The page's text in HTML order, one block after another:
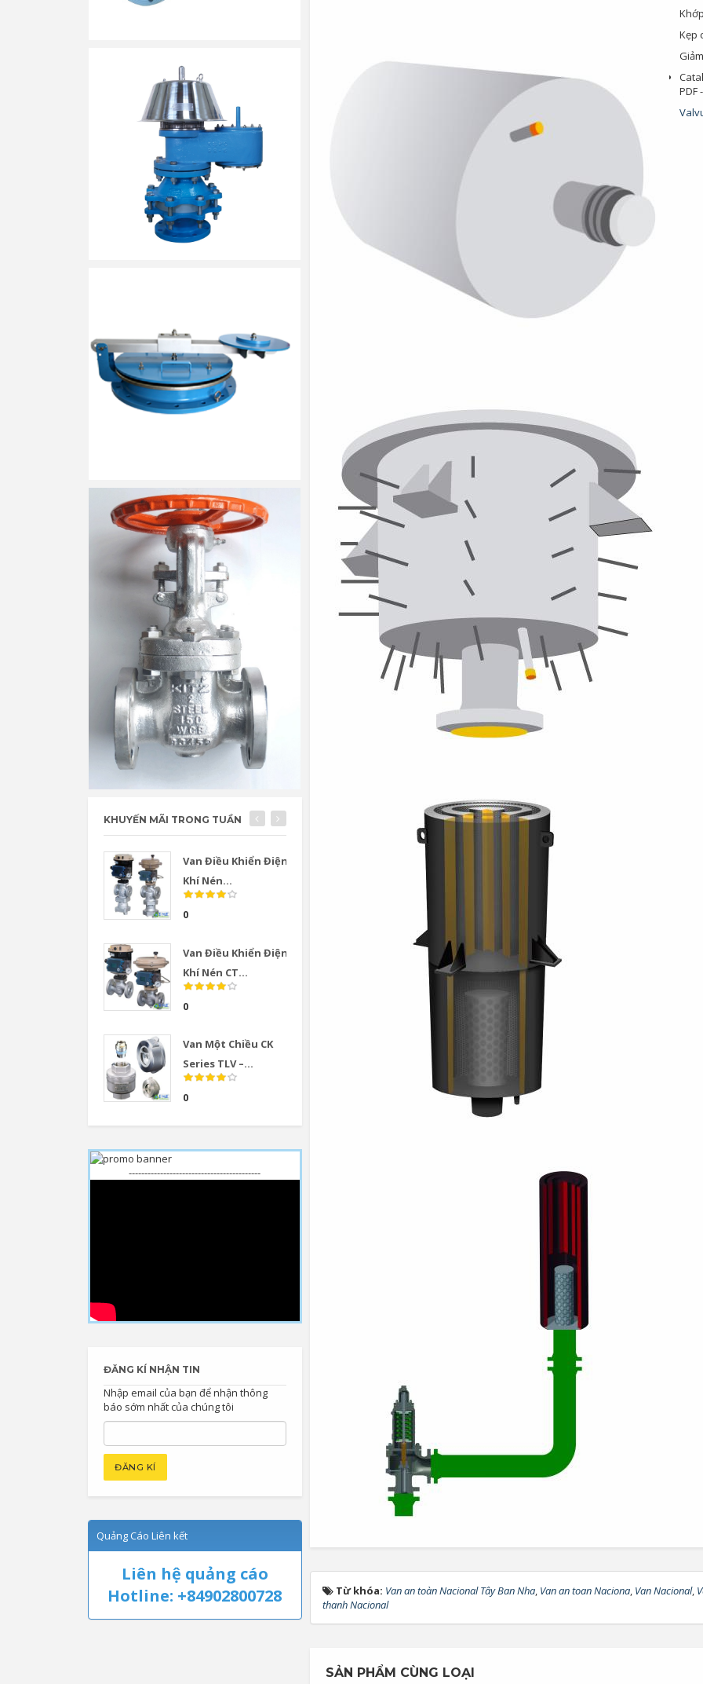
Kẹp
PDF
Từ khóa: Van an toàn Nacional Tây Ban Nha, Van an toan Naciona, Van Nacional,
thanh Nacional
SẢN PHẨM CÙNG LOẠI
KHUYẾN MÃI TRONG TUẦN
Van Điều Khiển Điện
Khí Nén...
0
Van Điều Khiển Điện
Khí Nén CT...
0
Van Một Chiều CK
Series TLV –...
0
Bơm Thu Hồi Nước
Ngưng TLV...
Bơm Thu Hồi Nước
Ngưng Chân...
Bơm Thu Hồi Nước
Ngưng TLV...
Van Giảm Áp Hơi TLV
Van Giảm Áp Hơi TLV
COS Series...
------------------------------------------
ĐĂNG KÍ NHẬN TIN
Nhập email của bạn để nhận thông
báo sớm nhất của chúng tôi
Quảng Cáo Liên kết
Liên hệ quảng cáo
Hotline: +84902800728